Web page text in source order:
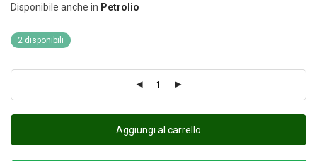
Disponibile anche in Petrolio
2 disponibili
Aggiungi al carrello